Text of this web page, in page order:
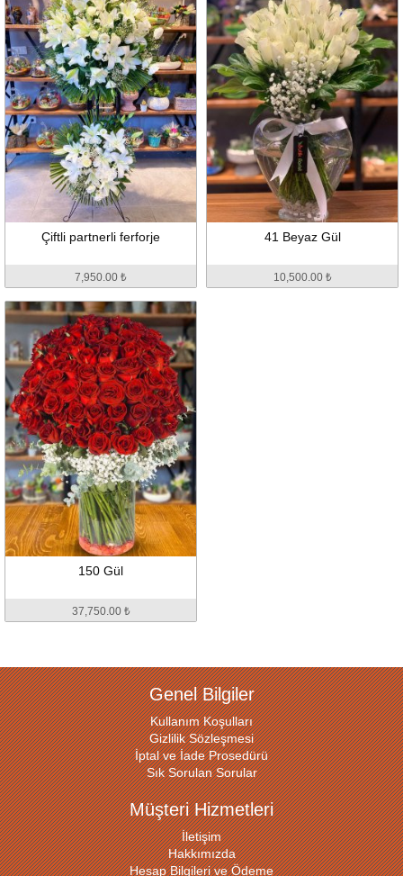
Çiftli partnerli ferforje
7,950.00 ₺
41 Beyaz Gül
10,500.00 ₺
150 Gül
37,750.00 ₺
Genel Bilgiler
Kullanım Koşulları
Gizlilik Sözleşmesi
İptal ve İade Prosedürü
Sık Sorulan Sorular
Müşteri Hizmetleri
İletişim
Hakkımızda
Hesap Bilgileri ve Ödeme